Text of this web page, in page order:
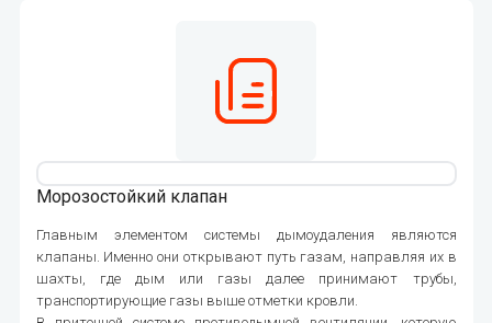
здания. Он с легкостью выдержит большие колебания
температур с уличной стороны и в помещении.
Морозостойкий клапан
Главным элементом системы дымоудаления являются
клапаны. Именно они открывают путь газам, направляя их в
шахты, где дым или газы далее принимают трубы,
транспортирующие газы выше отметки кровли.